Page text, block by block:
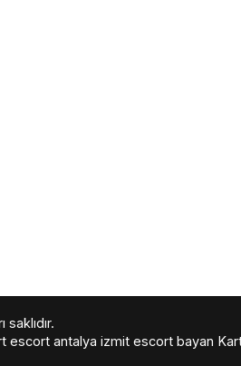
escort antalya izmit escort bayan